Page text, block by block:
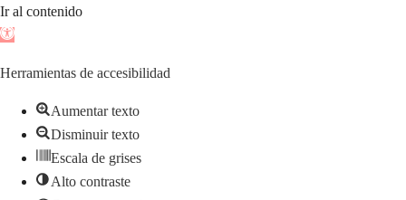
Ir al contenido
Abrir
de
herramientas
Herramientas de accesibilidad
Aumentar texto
Disminuir texto
Escala de grises
Alto contraste